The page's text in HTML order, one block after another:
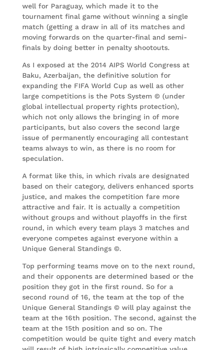
well for Paraguay, which made it to the
tournament final game without winning a single
match (getting a draw in all of its matches and
moving forwards on the quarter-final and semi-
finals by doing better in penalty shootouts.
As I exposed at the 2014 AIPS World Congress at
Baku, Azerbaijan, the definitive solution for
expanding the FIFA World Cup as well as other
large competitions is the Pots System © (under
global intellectual property rights protection),
which not only allows the bringing in of more
participants, but also covers the second large
issue of permanently encouraging all contestant
teams always to win, as there is no room for
speculation.
A format like this, in which rivals are designated
based on their category, delivers enhanced sports
justice, and makes the competition fare more
attractive and fair. It is actually a competition
without groups and without playoffs in the first
round, in which every team plays 3 matches and
everyone competes against everyone within a
Unique General Standings ©.
Top performing teams move on to the next round,
and their opponents are determined based or the
position they got in the first round. So for a
second round of 16, the team at the top of the
Unique General Standings © will play against the
team at the 16th position. The second, against the
team at the 15th position and so on. The
competition would be quite tight and every match